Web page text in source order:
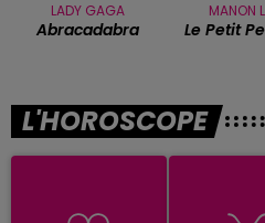
LADY GAGA
Abracadabra
MANON
Le Petit
L'HOROSCOPE